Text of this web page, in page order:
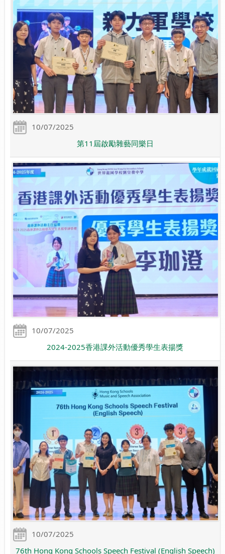
10/07/2025
第11屆啟勵雜藝同樂日
10/07/2025
2024-2025香港課外活動優秀學生表揚獎
10/07/2025
76th Hong Kong Schools Speech Festival (English Speech)